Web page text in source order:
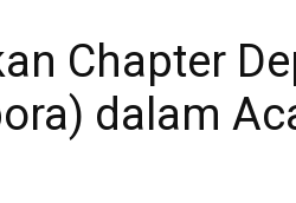
Chapter
dalam